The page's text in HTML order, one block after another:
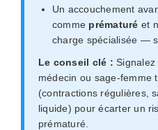
Un accouchement
comme prématuré et
charge spécialisée —
Le conseil clé :
médecin ou sage-femme
(contractions régulières,
liquide) pour écarter un
prématuré.